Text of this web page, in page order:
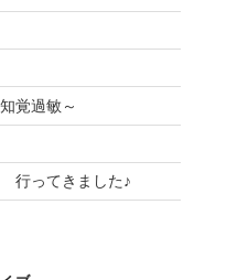
覚過敏～
行ってきました♪